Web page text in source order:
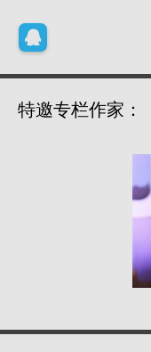
特邀专栏作家：